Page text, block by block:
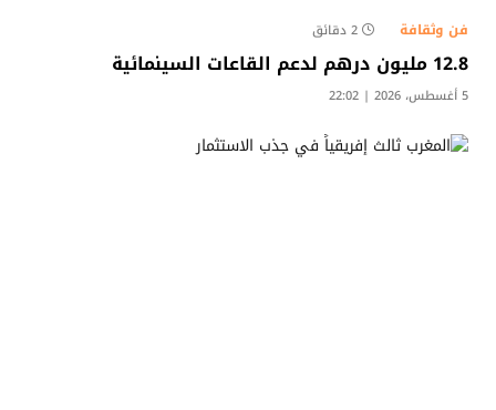
فن وثقافة 2 دقائق
12.8 مليون درهم لدعم القاعات السينمائية
5 أغسطس، 2026 | 22:02